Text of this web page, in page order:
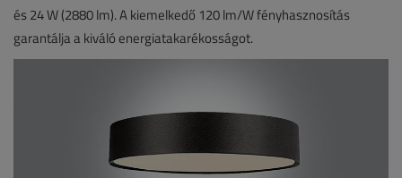
és 24 W (2880 lm). A kiemelkedő 120 lm/W fényhasznosítás
garantálja a kiváló energiatakarékosságot.